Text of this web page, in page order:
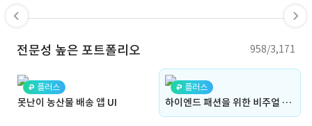
전문성 높은 포트폴리오 958/3,171
플러스
못난이 농산물 배송 앱 UI
플러스
하이엔드 패션을 위한 비주얼 스토리텔링 웹사이트 UI